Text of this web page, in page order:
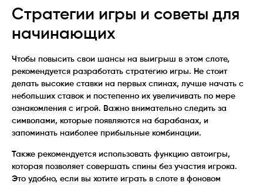
Стратегии игры и советы для
начинающих
Чтобы повысить свои шансы на выигрыш в этом слоте,
рекомендуется разработать стратегию игры. Не стоит
делать высокие ставки на первых спинах, лучше начать с
небольших ставок и постепенно их увеличивать по мере
ознакомления с игрой. Важно внимательно следить за
символами, которые появляются на барабанах, и
запоминать наиболее прибыльные комбинации.
Также рекомендуется использовать функцию автоигры,
которая позволяет совершать спины без участия игрока.
Это удобно, если вы хотите играть в слоте в фоновом